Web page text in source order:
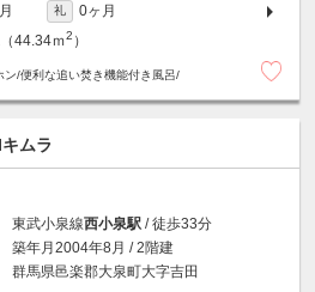
礼
0ヶ月
44.34ｍ2 ）
/便利な追い焚き機能付き風呂/
ムラ
東武小泉線西小泉駅 / 徒歩33分
築年月2004年8月 / 2階建
群馬県邑楽郡大泉町大字吉田